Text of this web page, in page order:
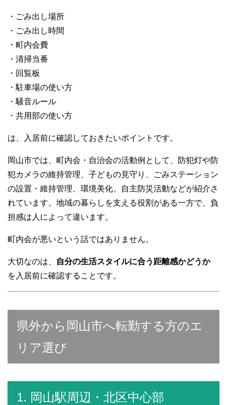
・ごみ出し場所
・ごみ出し時間
・町内会費
・清掃当番
・回覧板
・駐車場の使い方
・騒音ルール
・共用部の使い方
は、入居前に確認しておきたいポイントです。
岡山市では、町内会・自治会の活動例として、防犯灯や防
犯カメラの維持管理、子どもの見守り、ごみステーション
の設置・維持管理、環境美化、自主防災活動などが紹介さ
れています。地域の暮らしを支える役割がある一方で、負
担感は人によって違います。
町内会が悪いという話ではありません。
大切なのは、
自分の生活スタイルに合う距離感かどうか
を入居前に確認することです。
県外から岡山市へ転勤する方のエ
リア選び
1. 岡山駅周辺・北区中心部